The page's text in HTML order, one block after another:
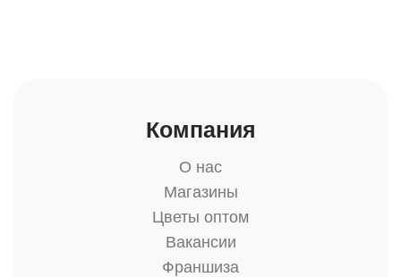
Компания
О нас
Магазины
Цветы оптом
Вакансии
Франшиза